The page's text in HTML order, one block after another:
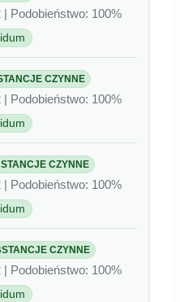
Podobieństwo: 100%
CZYNNE
Podobieństwo: 100%
CZYNNE
Podobieństwo: 100%
CZYNNE
Podobieństwo: 100%